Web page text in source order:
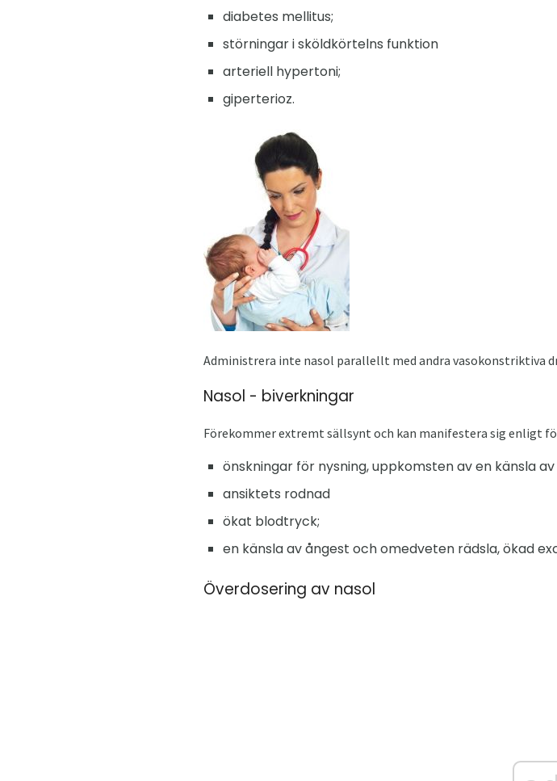
diabetes mellitus;
störningar i sköldkörtelns funktion
arteriell hypertoni;
giperterioz.
Administrera inte nasol parallellt med andra vasokonstriktiva
Nasol - biverkningar
Förekommer extremt sällsynt och kan manifestera sig enligt
önskningar för nysning, uppkomsten av en känsla
ansiktets rodnad
ökat blodtryck;
en känsla av ångest och omedveten rädsla, ökad
Överdosering av nasol